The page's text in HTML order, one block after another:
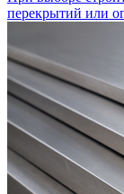
перекрытий или